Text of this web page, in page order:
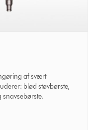
af svært
blød støvbørste,